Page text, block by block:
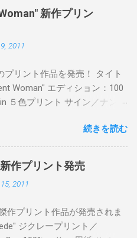
トル：SWEET KISS カラー：
PINK/YELLOW エディショ
ズ：800mm × 550mm 価格：
購入は、 こちら から
新作プリン
2011
プリント作品を発売！ タイト
Woman" エディション：100
５色プリント サイン／ナンバ
バージョン（エディション：
８月２６日に こちら から
続きを読む
作プリント発売
2011
作プリント作品が発売されま
ジクレープリント／